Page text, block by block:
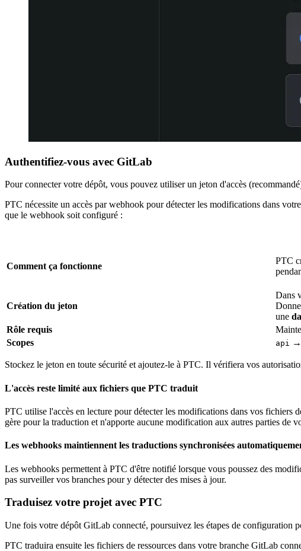
Authentifiez-vous avec GitLab
Pour connecter votre dépôt, vous pouvez utiliser un jeton d'accès
PTC nécessite un accès par webhook pour détecter les modifications dans
que le webhook soit configuré :
Comment ça fonctionne
PTC
Création du jeton
Dans
une
Rôle requis
Scopes
api →
Stockez le jeton en toute sécurité et ajoutez-le à PTC. Il vérifiera vos
L'accès reste limité aux fichiers que PTC traduit
PTC utilise l'accès en lecture pour détecter les modifications dans vos fichiers
gère pour la traduction et n'apporte aucune modification aux autres parties de
Les webhooks maintiennent les traductions synchronisées
Les webhooks permettent à PTC d'être notifié lorsque vous poussez des
pas surveiller vos branches pour y détecter des mises à jour.
Traduisez votre projet avec PTC
Une fois votre dépôt GitLab connecté, poursuivez les étapes de
PTC traduira ensuite les fichiers de ressources dans votre branche GitLab